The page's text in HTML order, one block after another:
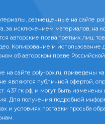
размещенные на сайте
за исключением материалов, на
авторские права третьих лиц:
Копирование и использование
об авторском праве
на сайте poly-box.ru, приведены
являются публичной офертой,
437 гк рф, и могут быть
Для получения подробной
и условиях поставки просьба